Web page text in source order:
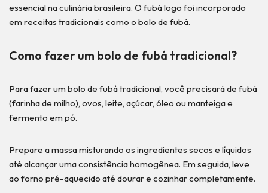
essencial na culinária brasileira. O fubá logo foi incorporado
em receitas tradicionais como o bolo de fubá.
Como fazer um bolo de fubá tradicional?
Para fazer um bolo de fubá tradicional, você precisará de fubá
(farinha de milho), ovos, leite, açúcar, óleo ou manteiga e
fermento em pó.
Prepare a massa misturando os ingredientes secos e líquidos
até alcançar uma consistência homogênea. Em seguida, leve
ao forno pré-aquecido até dourar e cozinhar completamente.